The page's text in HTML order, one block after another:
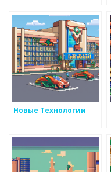
Новые Технологии